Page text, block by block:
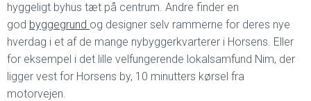
hyggeligt byhus tæt på centrum. Andre finder en
god byggegrund og designer selv rammerne for deres nye
hverdag i et af de mange nybyggerkvarterer i Horsens. Eller
for eksempel i det lille velfungerende lokalsamfund Nim, der
ligger vest for Horsens by, 10 minutters kørsel fra
motorvejen.